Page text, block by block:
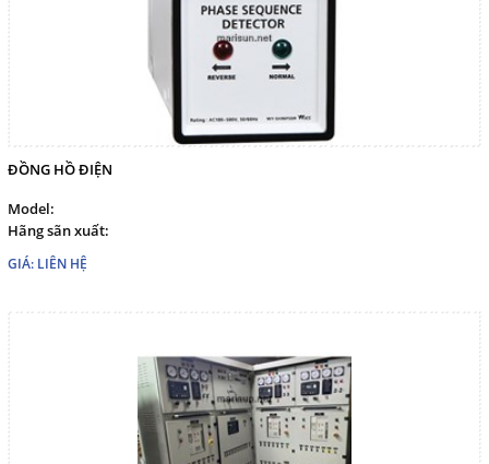
ĐỒNG HỒ ĐIỆN
Model:
Hãng sãn xuất:
GIÁ: LIÊN HỆ